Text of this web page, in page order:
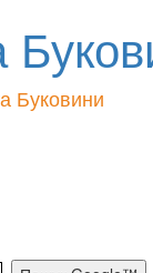
Буковини